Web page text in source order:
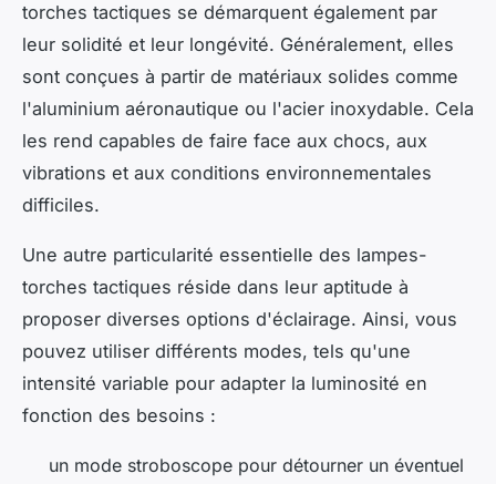
torches tactiques se démarquent également par
leur solidité et leur longévité. Généralement, elles
sont conçues à partir de matériaux solides comme
l'aluminium aéronautique ou l'acier inoxydable. Cela
les rend capables de faire face aux chocs, aux
vibrations et aux conditions environnementales
difficiles.
Une autre particularité essentielle des lampes-
torches tactiques réside dans leur aptitude à
proposer diverses options d'éclairage. Ainsi, vous
pouvez utiliser différents modes, tels qu'une
intensité variable pour adapter la luminosité en
fonction des besoins :
un mode stroboscope pour détourner un éventuel